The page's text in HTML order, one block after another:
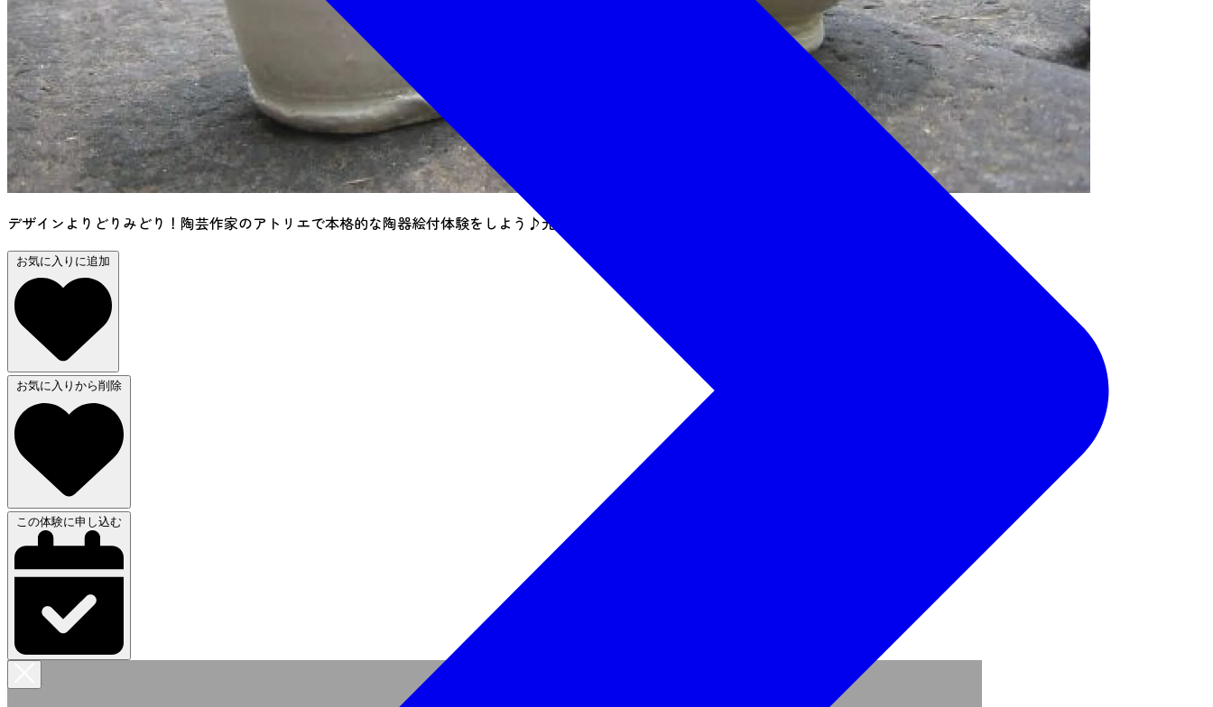
デザインよりどりみどり！陶芸作家のアトリエで本格的な陶器絵付体験をしよう♪元窯 鈴木智が制作した生地に絵付けをしていただきます。
お気に入りに追加
お気に入りから削除
この体験に申し込む